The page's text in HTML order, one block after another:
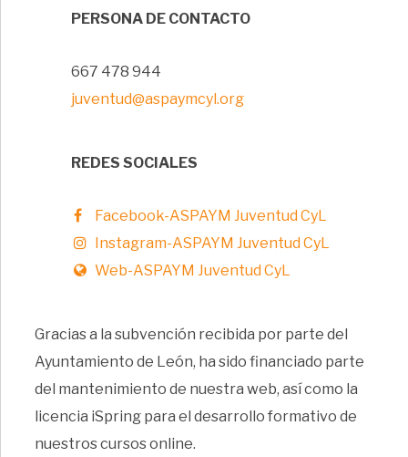
PERSONA DE CONTACTO
667 478 944
juventud@aspaymcyl.org
REDES SOCIALES
Facebook-ASPAYM Juventud CyL
Instagram-ASPAYM Juventud CyL
Web-ASPAYM Juventud CyL
Gracias a la subvención recibida por parte del
Ayuntamiento de León, ha sido financiado parte
del mantenimiento de nuestra web, así como la
licencia iSpring para el desarrollo formativo de
nuestros cursos online.